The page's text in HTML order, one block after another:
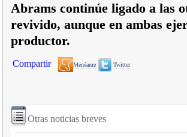
Abrams continúe ligado a las
revivido, aunque en ambas
productor.
Compartir Menéame Twitter
Otras noticias breves